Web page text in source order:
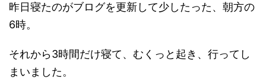
昨日寝たのがブログを更新して少したった、朝方の
6時。
それから3時間だけ寝て、むくっと起き、行ってし
まいました。